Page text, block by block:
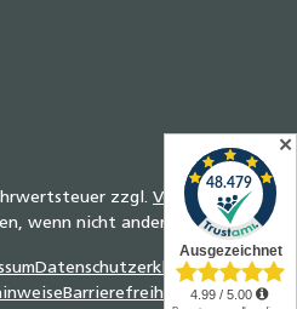
zzgl. Versandkosten
wenn nicht anders angegeben.
Datenschutzerklärung
Barrierefreiheitserklärung
✕